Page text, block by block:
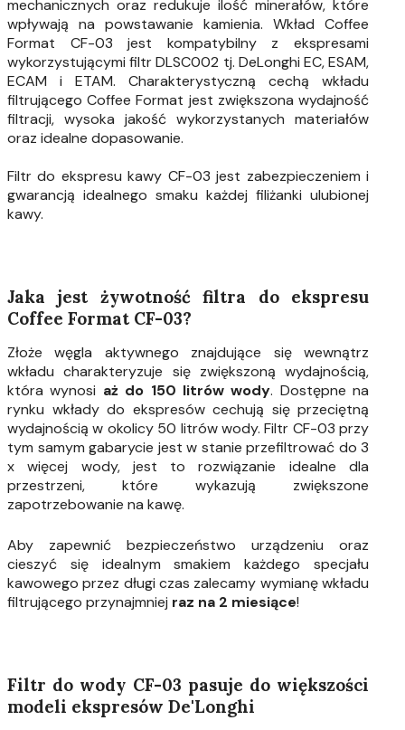
mechanicznych oraz redukuje ilość minerałów, które
wpływają na powstawanie kamienia. Wkład Coffee
Format CF-03 jest kompatybilny z ekspresami
wykorzystującymi filtr DLSC002 tj. DeLonghi EC, ESAM,
ECAM i ETAM. Charakterystyczną cechą wkładu
filtrującego Coffee Format jest zwiększona wydajność
filtracji, wysoka jakość wykorzystanych materiałów
oraz idealne dopasowanie.
Filtr do ekspresu kawy CF-03 jest zabezpieczeniem i
gwarancją idealnego smaku każdej filiżanki ulubionej
kawy.
Jaka jest żywotność filtra do ekspresu
Coffee Format CF-03?
Złoże węgla aktywnego znajdujące się wewnątrz
wkładu charakteryzuje się zwiększoną wydajnością,
która wynosi aż do 150 litrów wody. Dostępne na
rynku wkłady do ekspresów cechują się przeciętną
wydajnością w okolicy 50 litrów wody. Filtr CF-03 przy
tym samym gabarycie jest w stanie przefiltrować do 3
x więcej wody, jest to rozwiązanie idealne dla
przestrzeni, które wykazują zwiększone
zapotrzebowanie na kawę.
Aby zapewnić bezpieczeństwo urządzeniu oraz
cieszyć się idealnym smakiem każdego specjału
kawowego przez długi czas zalecamy wymianę wkładu
filtrującego przynajmniej raz na 2 miesiące!
Filtr do wody CF-03 pasuje do większości
modeli ekspresów De'Longhi